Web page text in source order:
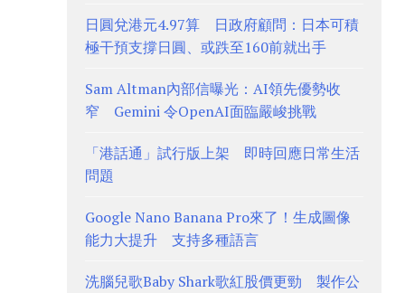
日圓兌港元4.97算 日政府顧問：日本可積
極干預支撐日圓、或跌至160前就出手
Sam Altman內部信曝光：AI領先優勢收
窄 Gemini 令OpenAI面臨嚴峻挑戰
「港話通」試行版上架 即時回應日常生活
問題
Google Nano Banana Pro來了！生成圖像
能力大提升 支持多種語言
洗腦兒歌Baby Shark歌紅股價更勁 製作公